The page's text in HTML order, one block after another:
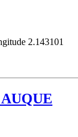
2.143101